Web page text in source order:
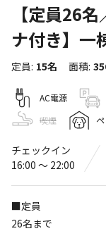
【定員26
ナ付き】一
定員: 15名 面積:
AC電源
喫煙
チェックイン
16:00 〜 22:00
■定員
26名まで
WEB予約可能
koti
〒250-0631 神奈川県
Googleマップで見る
温浴施設